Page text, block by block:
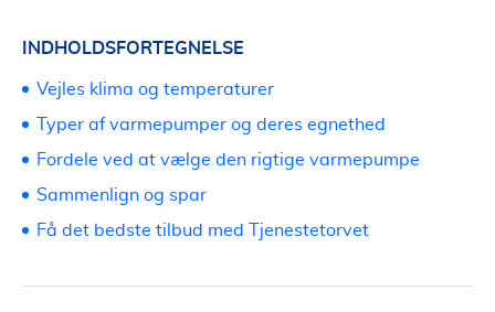
INDHOLDSFORTEGNELSE
Vejles klima og temperaturer
Typer af varmepumper og deres egnethed
Fordele ved at vælge den rigtige varmepumpe
Sammenlign og spar
Få det bedste tilbud med Tjenestetorvet